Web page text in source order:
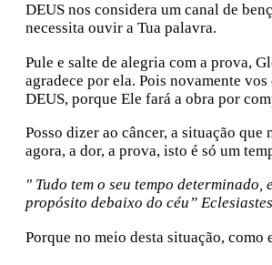
DEUS nos considera um canal de
necessita ouvir a Tua palavra.
Pule e salte de alegria com a prova,
agradece por ela. Pois novamente
DEUS, porque Ele fará a obra por
Posso dizer ao câncer, a situação que
agora, a dor, a prova, isto é só um
" Tudo tem o seu tempo determinado,
propósito debaixo do céu”
Porque no meio desta situação, como